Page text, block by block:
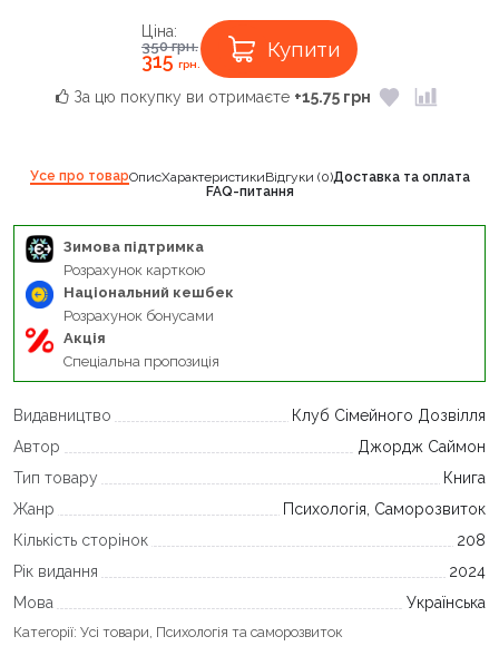
Ціна:
350грн.
315грн.
Купити
За цю покупку ви отримаєте +15.75 грн
Усе про товарОписХарактеристикиВідгуки (0)Доставка та оплата
FAQ-питання
Зимова підтримка
Розрахунок карткою
Національний кешбек
Розрахунок бонусами
Акція
Спеціальна пропозиція
Видавництво
Клуб Сімейного Дозвілля
Автор
Джордж Саймон
Тип товару
Книга
Жанр
Психологія, Саморозвиток
Кількість сторінок
208
Рік видання
2024
Мова
Українська
Категорії: Усі товари, Психологія та саморозвиток